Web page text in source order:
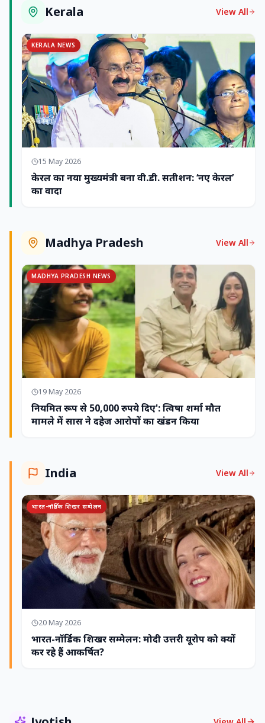
Kerala View All
KERALA NEWS
15 May 2026
केरल का नया मुख्यमंत्री बना वी.डी. सतीशन: ‘नए केरल’
का वादा
Madhya Pradesh View All
MADHYA PRADESH NEWS
19 May 2026
नियमित रूप से 50,000 रुपये दिए': त्विषा शर्मा मौत
मामले में सास ने दहेज आरोपों का खंडन किया
India View All
भारत-नॉर्डिक शिखर सम्मेलन
20 May 2026
भारत-नॉर्डिक शिखर सम्मेलन: मोदी उत्तरी यूरोप को क्यों
कर रहे हैं आकर्षित?